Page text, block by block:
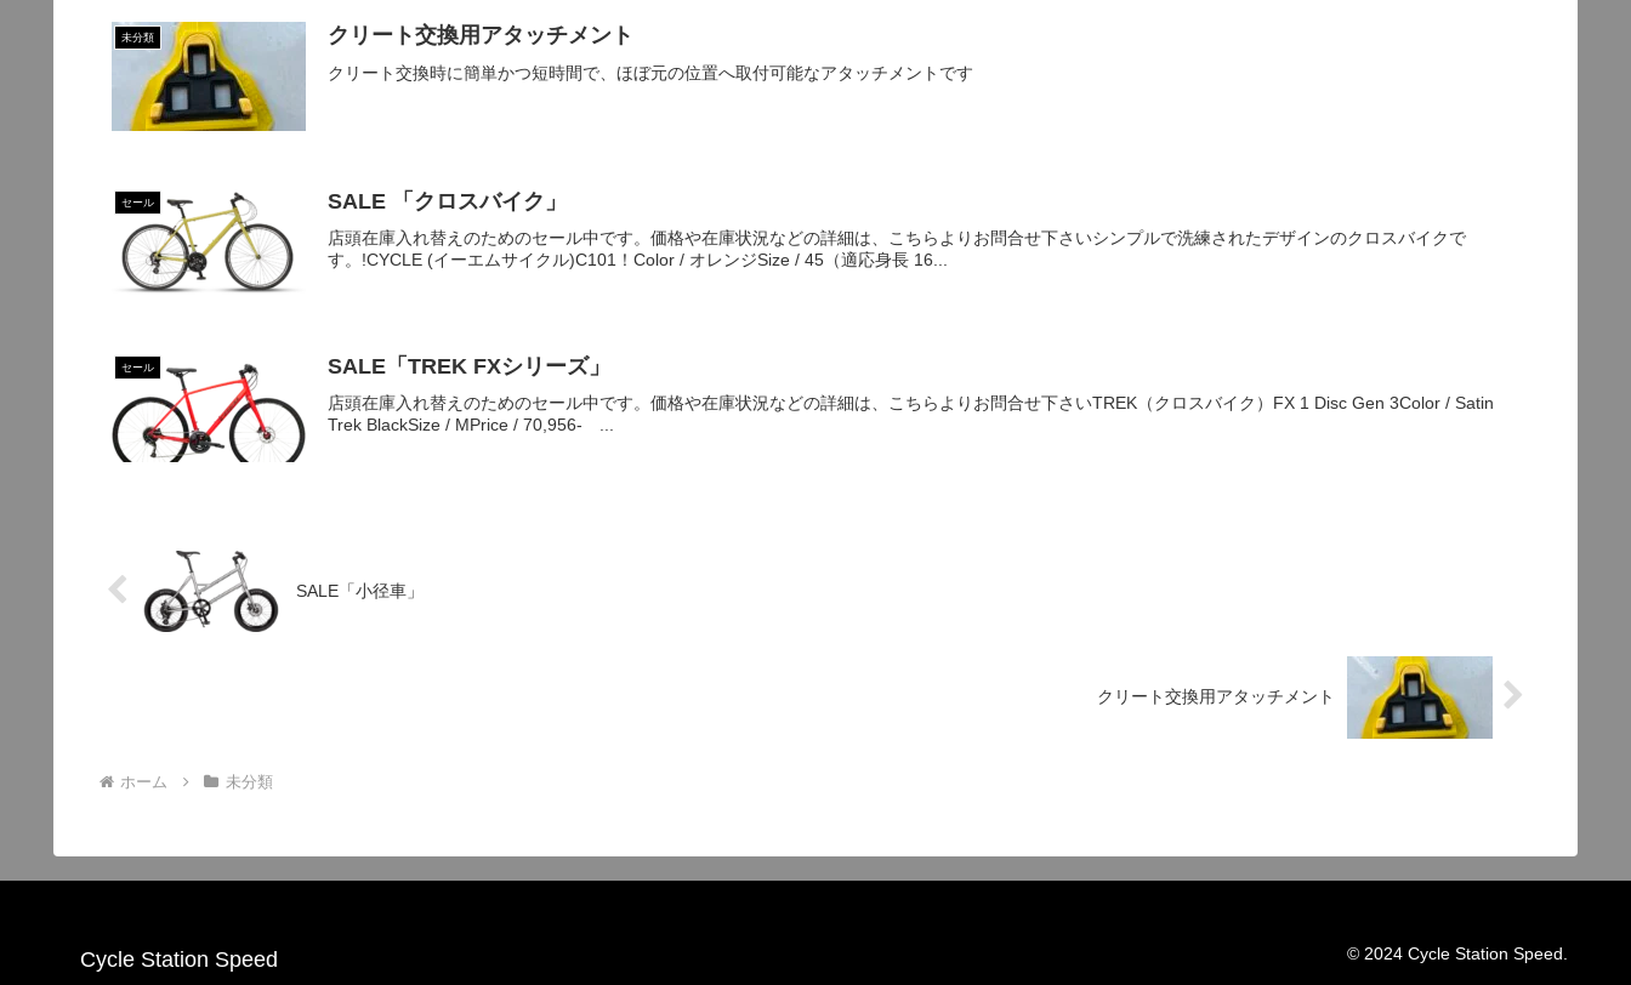
未分類 クリート交換用アタッチメント
クリート交換時に簡単かつ短時間で、ほぼ元の位置へ取付可能なアタッチメントです
セール SALE 「クロスバイク」
店頭在庫入れ替えのためのセール中です。価格や在庫状況などの詳細は、こちらよりお問合せ下さいシンプルで洗練されたデザインのクロスバイクで
す。!CYCLE (イーエムサイクル)C101！Color / オレンジSize / 45（適応身長 16...
セール SALE「TREK FXシリーズ」
店頭在庫入れ替えのためのセール中です。価格や在庫状況などの詳細は、こちらよりお問合せ下さいTREK（クロスバイク）FX 1 Disc Gen 3Color / Satin
Trek BlackSize / MPrice / 70,956- ...
SALE「小径車」
クリート交換用アタッチメント
ホーム 未分類
Cycle Station Speed © 2024 Cycle Station Speed.